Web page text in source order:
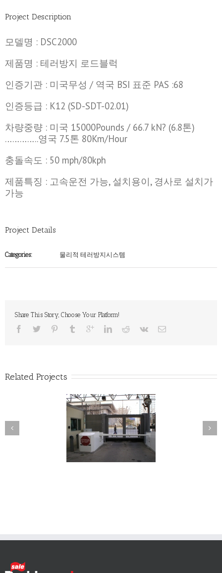
Project Description
모델명 : DSC2000
제품명 : 테러방지 로드블럭
인증기관 : 미국무성 / 역국 BSI 표준 PAS :68
인증등급 : K12 (SD-SDT-02.01)
차량중량 : 미국 15000Pounds / 66.7 kN? (6.8톤)
…………..영국 7.5톤 80Km/Hour
충돌속도 : 50 mph/80kph
제품특징 : 고속운전 가능, 설치용이, 경사로 설치가
가능
Project Details
Categories: 물리적 테러방지시스템
Share This Story, Choose Your Platform!
Related Projects
압 빔 바리케이드/테
차단기(IP500, 최대6
바닥 부착 바리케이드
(DSC1200, K8/L1 및 K4/L2,
Surface Mounted Barricade)-
테러방지 바리케이드